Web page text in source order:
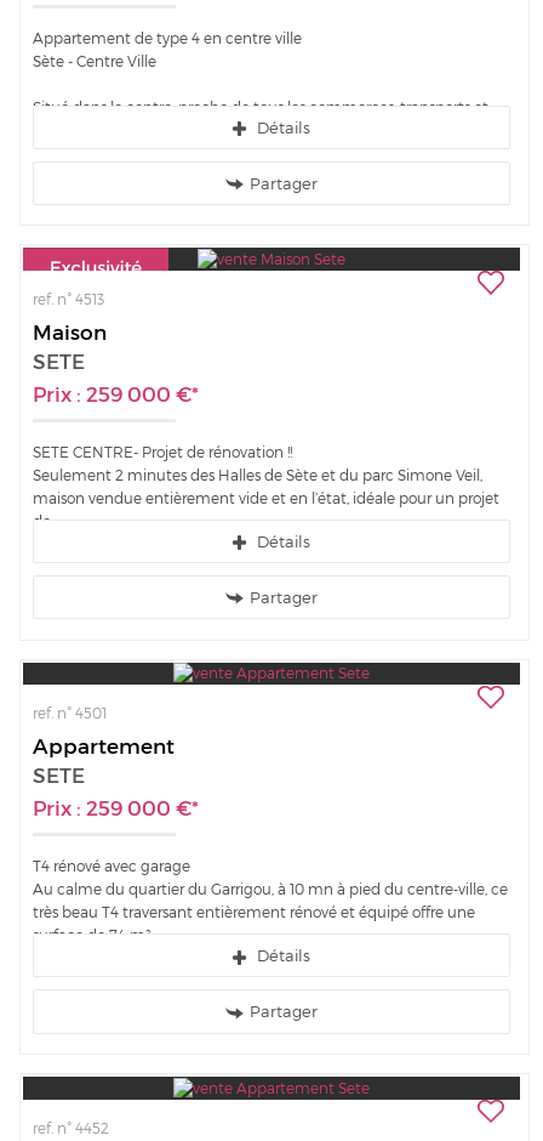
Appartement de type 4 en centre ville
Sète - Centre Ville
Situé dans le centre, proche de tous les commerces, transports et
animations de la ville, nous vous invitons à découvrir cet...
Détails
Partager
ref. n° 4513
Maison
SETE
Prix : 259 000 €*
SETE CENTRE- Projet de rénovation !!
Seulement 2 minutes des Halles de Sète et du parc Simone Veil,
maison vendue entièrement vide et en l’état, idéale pour un projet
de...
Détails
Partager
ref. n° 4501
Appartement
SETE
Prix : 259 000 €*
T4 rénové avec garage
Au calme du quartier du Garrigou, à 10 mn à pied du centre-ville, ce
très beau T4 traversant entièrement rénové et équipé offre une
surface de 74 m²...
Détails
Partager
ref. n° 4452